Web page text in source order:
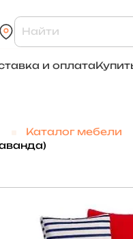
и оплата
Каталог мебели